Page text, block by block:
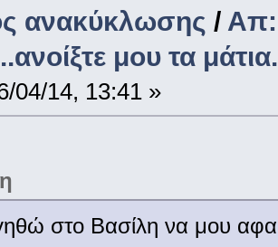
ανακύκλωσης / Απ:
μου τα
04/14, 13:41 »
στο Βασίλη να μου